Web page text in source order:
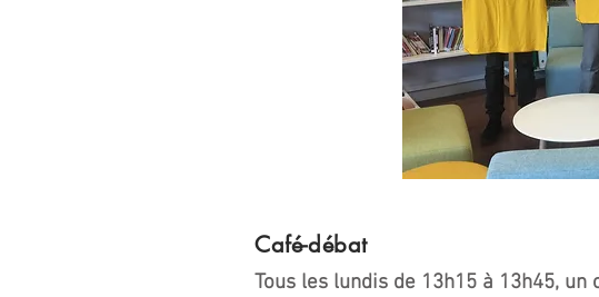
Café-débat
Tous les lundis de 13h15 à 13h45,